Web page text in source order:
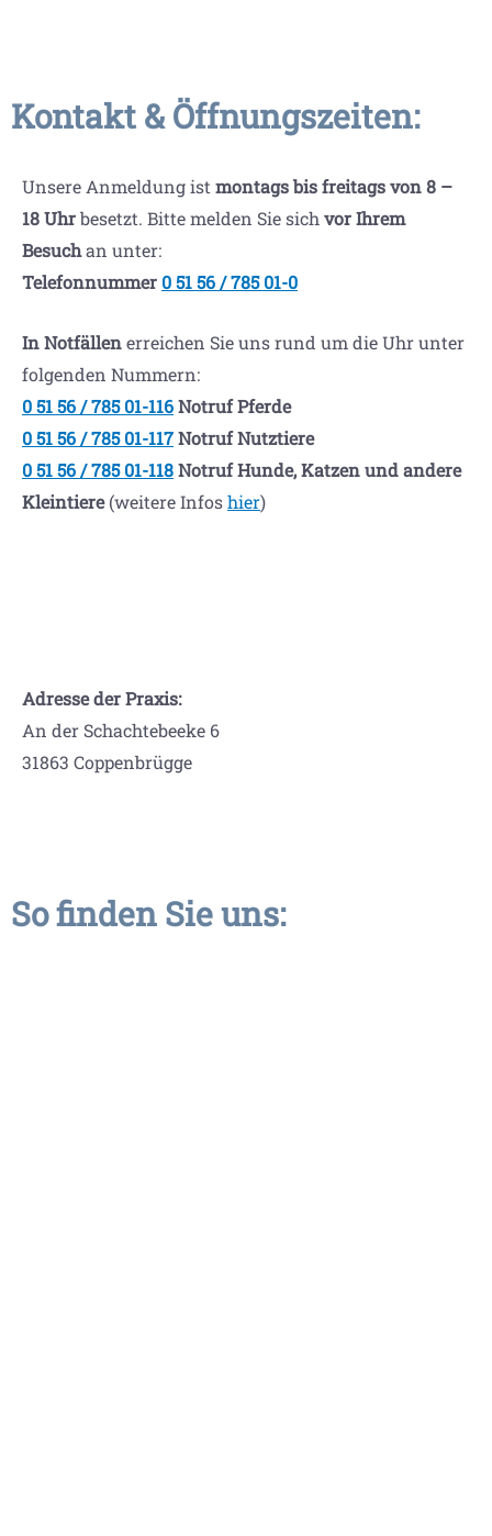
Kontakt & Öffnungszeiten:
Unsere Anmeldung ist montags bis freitags von 8 –
18 Uhrbesetzt. Bitte melden Sie sich vor Ihrem
Besuchan unter:
Telefonnummer 0 51 56 / 785 01-0
In Notfällenerreichen Sie uns rund um die Uhr unter
folgenden Nummern:
0 51 56 / 785 01-116Notruf Pferde
0 51 56 / 785 01-117Notruf Nutztiere
0 51 56 / 785 01-118Notruf Hunde, Katzen und andere
Kleintiere(weitere Infoshier)
Adresse der Praxis:
An der Schachtebeeke 6
31863 Coppenbrügge
So finden Sie uns: